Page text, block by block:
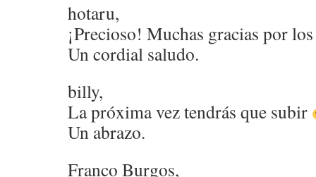
hotaru,
¡Precioso! Muchas gracias por
Un cordial saludo.
billy,
La próxima vez tendrás que subir
Un abrazo.
Franco Burgos,